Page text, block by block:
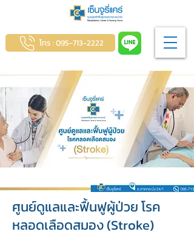
โทร : 095-713-2222
ศูนย์ดูแลและฟื้นฟูผู้ป่วย โรค
หลอดเลือดสมอง (Stroke)